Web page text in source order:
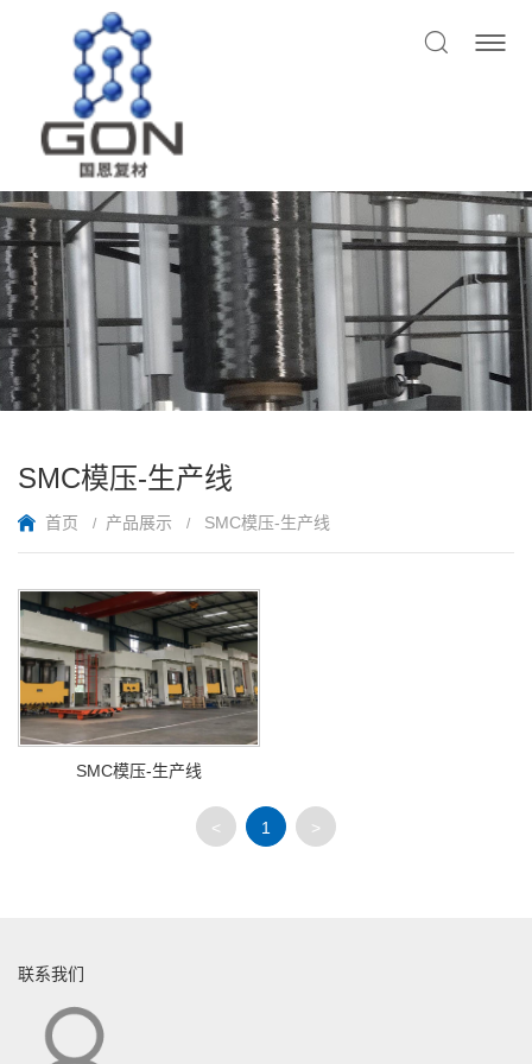
SMC模压-生产线
首页 产品展示 SMC模压-生产线
SMC模压-生产线
< 1 >
联系我们